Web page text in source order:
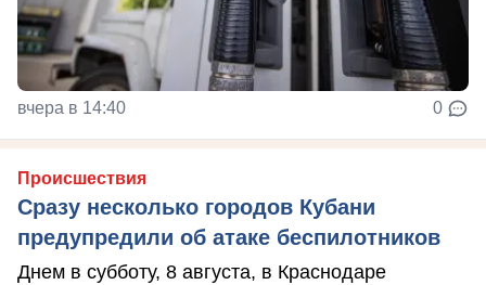
вчера в 14:40 0
Происшествия
Сразу несколько городов Кубани
предупредили об атаке беспилотников
Днем в субботу, 8 августа, в Краснодаре